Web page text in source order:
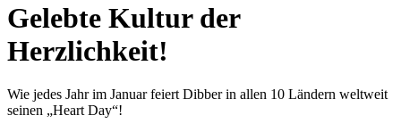
Gelebte Kultur der
Herzlichkeit!
Wie jedes Jahr im Januar feiert Dibber in allen 10 Ländern weltweit
seinen „Heart Day“!